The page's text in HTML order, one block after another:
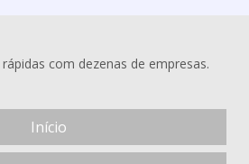
com dezenas de empresas.
Início